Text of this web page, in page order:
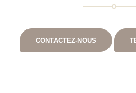
CONTACTEZ-NOUS